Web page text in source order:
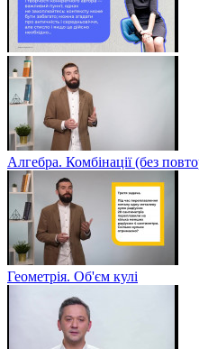
Алгебра. Комбінації (без
Геометрія. Об'єм кулі